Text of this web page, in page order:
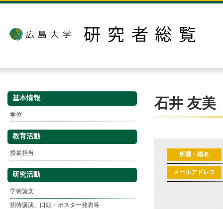
基本情報
学位
教育活動
授業担当
研究活動
学術論文
招待講演、口頭・ポスター発表等
石井 友美
所属・職名
メールアドレス